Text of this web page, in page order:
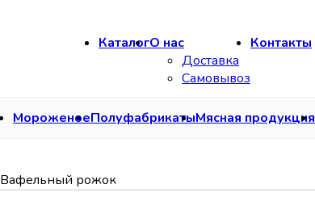
КаталогО нас
Доставка
Самовывоз
Контакты
МороженоеПолуфабрикатыМясная продукция
Вафельный рожок